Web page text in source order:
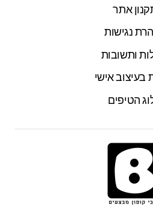
אתר
נגישות
ותשובות
בעיצוב אישי
הטיפים